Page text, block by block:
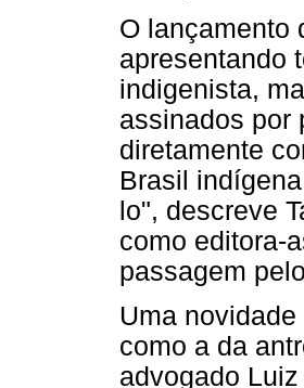
O lançamento
apresentando
indigenista,
assinados por
diretamente
Brasil
lo", descreve
como editora-
passagem
Uma
como a da
advogado